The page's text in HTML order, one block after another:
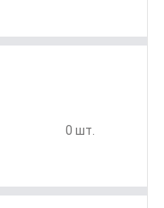
0 шт.